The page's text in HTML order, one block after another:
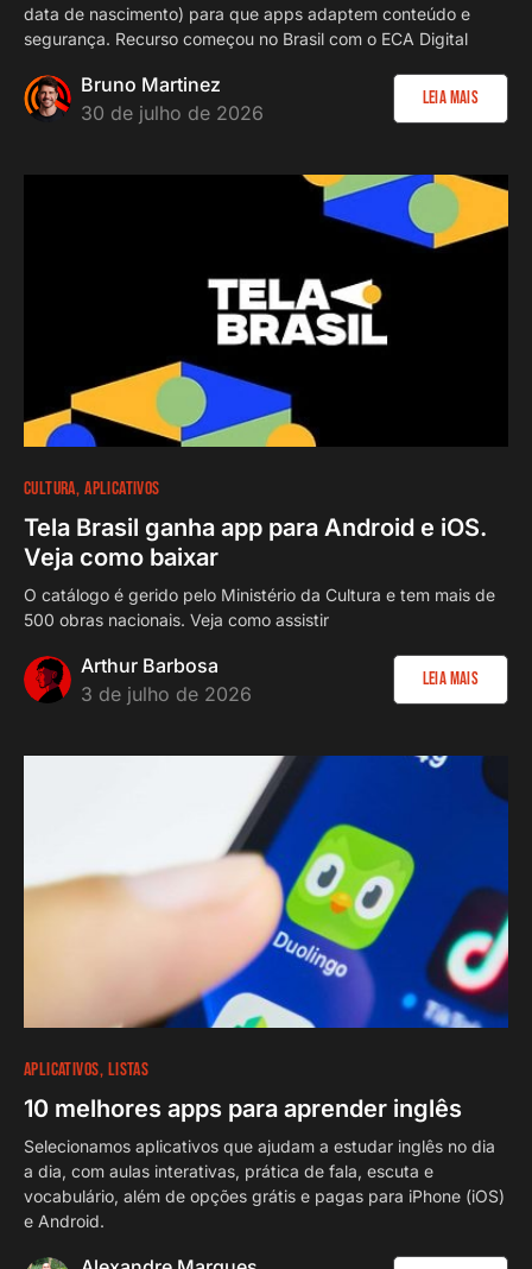
data de nascimento) para que apps adaptem conteúdo e
segurança. Recurso começou no Brasil com o ECA Digital
Bruno Martinez
30 de julho de 2026
Leia Mais
CULTURA APLICATIVOS
Tela Brasil ganha app para Android e iOS.
Veja como baixar
O catálogo é gerido pelo Ministério da Cultura e tem mais de
500 obras nacionais. Veja como assistir
Arthur Barbosa
3 de julho de 2026
Leia Mais
APLICATIVOS LISTAS
10 melhores apps para aprender inglês
Selecionamos aplicativos que ajudam a estudar inglês no dia
a dia, com aulas interativas, prática de fala, escuta e
vocabulário, além de opções grátis e pagas para iPhone (iOS)
e Android.